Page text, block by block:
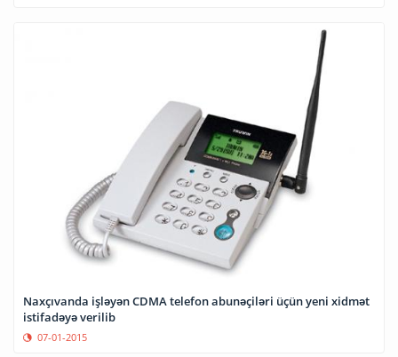
Naxçıvanda işləyən CDMA telefon abunəçiləri üçün yeni xidmət
istifadəyə verilib
07-01-2015